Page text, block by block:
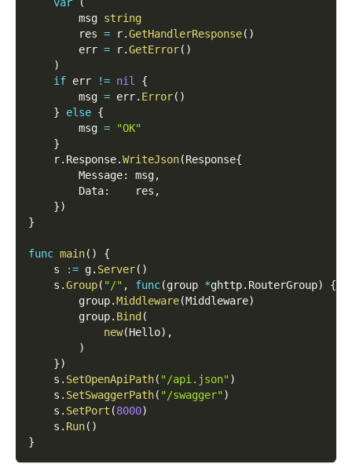
        msg
string
        res
= r.GetHandlerResponse( )
        err
= r.GetError( )
)
if err != nil
{
        msg
= err. Error( )
}
else {
        msg
=
"OK"
}
    r
. Response.WriteJson(Response{
        Message
: msg,
        Data
:
    res
,
})
}
func main( )
{
    s
:= g. Server( )
    s
.Group( "/" , func(group *ghttp. RouterGroup)
{
        group
.Middleware(Middleware)
        group
. Bind (
new(Hello) ,
)
})
    s
. SetOpenApiPath( "/api.json")
    s
. SetSwaggerPath( "/swagger")
    s
. SetPort (8000)
    s
. Run( )
}